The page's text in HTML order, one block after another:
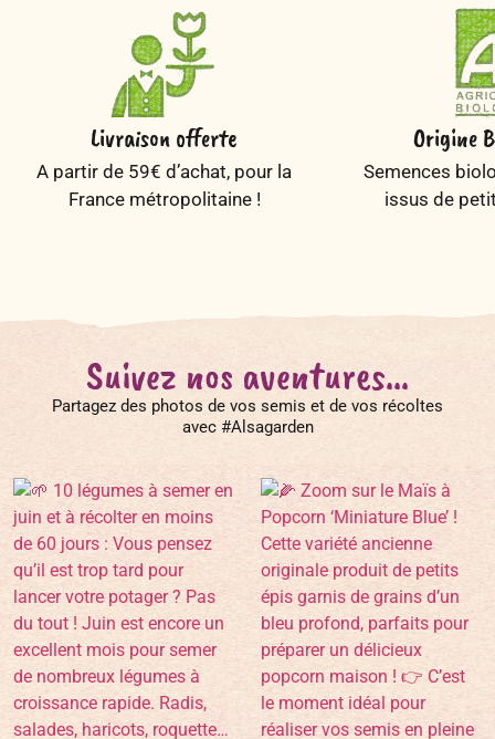
Livraison offerte
A partir de 59€ d’achat, pour la
France métropolitaine !
Origine
Semences
issus de
Suivez nos aventures...
Partagez des photos de vos semis et de vos récoltes
avec #Alsagarden